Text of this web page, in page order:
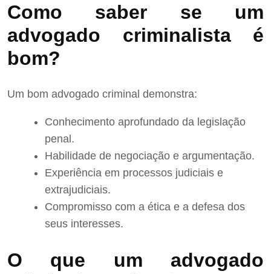
Como saber se um
advogado criminalista é
bom?
Um bom advogado criminal demonstra:
Conhecimento aprofundado da legislação
penal.
Habilidade de negociação e argumentação.
Experiência em processos judiciais e
extrajudiciais.
Compromisso com a ética e a defesa dos
seus interesses.
O que um advogado